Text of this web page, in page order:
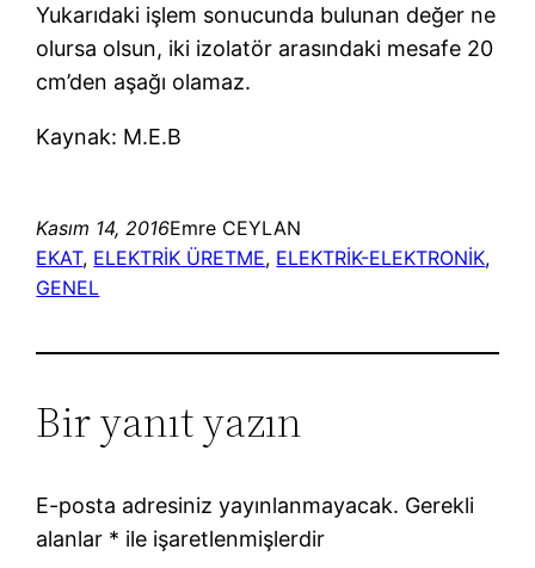
Yukarıdaki işlem sonucunda bulunan değer ne
olursa olsun, iki izolatör arasındaki mesafe 20
cm’den aşağı olamaz.
Kaynak: M.E.B
Kasım 14, 2016Emre CEYLAN
EKAT, ELEKTRİK ÜRETME, ELEKTRİK-ELEKTRONİK
GENEL
Bir yanıt yazın
E-posta adresiniz yayınlanmayacak. Gerekli
alanlar * ile işaretlenmişlerdir